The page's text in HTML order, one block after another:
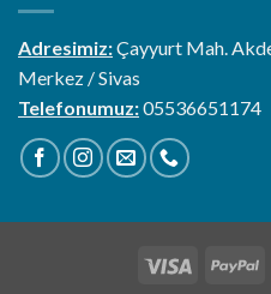
Adresimiz:Çayyurt Mah.
Merkez / Sivas
Telefonumuz:05536651174
Visa